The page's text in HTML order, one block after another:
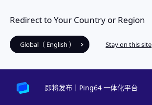
Redirect to Your Country or Region
Global（ English ） Stay on this site
即将发布｜Ping64 一体化平台